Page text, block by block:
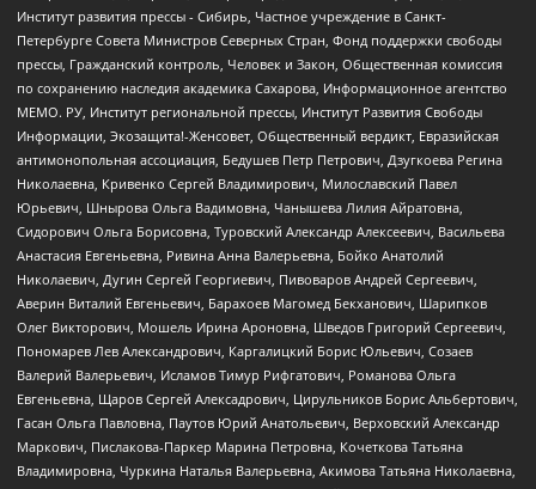
Институт развития прессы - Сибирь, Частное учреждение в Санкт-
Петербурге Совета Министров Северных Стран, Фонд поддержки свободы
прессы, Гражданский контроль, Человек и Закон, Общественная комиссия
по сохранению наследия академика Сахарова, Информационное агентство
МЕМО. РУ, Институт региональной прессы, Институт Развития Свободы
Информации, Экозащита!-Женсовет, Общественный вердикт, Евразийская
антимонопольная ассоциация, Бедушев Петр Петрович, Дзугкоева Регина
Николаевна, Кривенко Сергей Владимирович, Милославский Павел
Юрьевич, Шнырова Ольга Вадимовна, Чанышева Лилия Айратовна,
Сидорович Ольга Борисовна, Туровский Александр Алексеевич, Васильева
Анастасия Евгеньевна, Ривина Анна Валерьевна, Бойко Анатолий
Николаевич, Дугин Сергей Георгиевич, Пивоваров Андрей Сергеевич,
Аверин Виталий Евгеньевич, Барахоев Магомед Бекханович, Шарипков
Олег Викторович, Мошель Ирина Ароновна, Шведов Григорий Сергеевич,
Пономарев Лев Александрович, Каргалицкий Борис Юльевич, Созаев
Валерий Валерьевич, Исламов Тимур Рифгатович, Романова Ольга
Евгеньевна, Щаров Сергей Алексадрович, Цирульников Борис Альбертович,
Гасан Ольга Павловна, Паутов Юрий Анатольевич, Верховский Александр
Маркович, Пислакова-Паркер Марина Петровна, Кочеткова Татьяна
Владимировна, Чуркина Наталья Валерьевна, Акимова Татьяна Николаевна,